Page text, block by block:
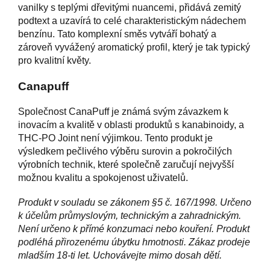
vanilky s teplými dřevitými nuancemi, přidává zemitý
podtext a uzavírá to celé charakteristickým nádechem
benzínu. Tato komplexní směs vytváří bohatý a
zároveň vyvážený aromatický profil, který je tak typický
pro kvalitní květy.
Canapuff
Společnost CanaPuff je známá svým závazkem k
inovacím a kvalitě v oblasti produktů s kanabinoidy, a
THC-PO Joint není výjimkou. Tento produkt je
výsledkem pečlivého výběru surovin a pokročilých
výrobních technik, které společně zaručují nejvyšší
možnou kvalitu a spokojenost uživatelů.
Produkt v souladu se zákonem §5 č. 167/1998. Určeno
k účelům průmyslovým, technickým a zahradnickým.
Není určeno k přímé konzumaci nebo kouření. Produkt
podléhá přirozenému úbytku hmotnosti. Zákaz prodeje
mladším 18-ti let. Uchovávejte mimo dosah dětí.